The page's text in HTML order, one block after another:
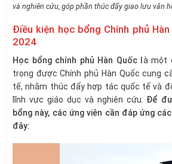
và nghiên cứu, góp phần thúc đẩy giao lưu văn
Điều kiện học bổng Chính phủ Hàn
2024
Học bổng chính phủ Hàn Quốc l à một
trọng được Chính phủ Hàn Quốc cung
tế, nhằm thúc đẩy hợp tác quốc tế và
lĩnh vực giáo dục và nghiên cứu. Để
bổng này, các ứng viên cần đáp ứng
đây: